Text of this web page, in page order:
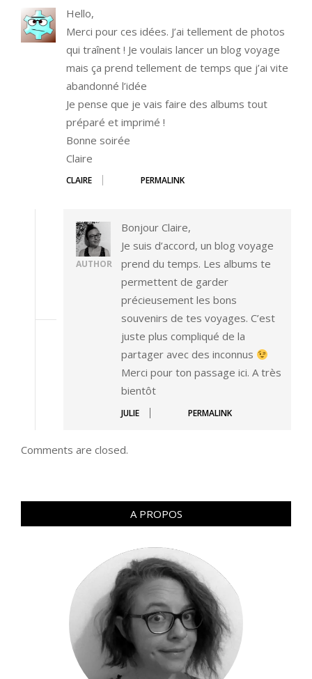
Hello,
Merci pour ces idées. J’ai tellement de photos
qui traînent ! Je voulais lancer un blog voyage
mais ça prend tellement de temps que j’ai vite
abandonné l’idée
Je pense que je vais faire des albums tout
préparé et imprimé !
Bonne soirée
Claire
CLAIRE PERMALINK
AUTHOR
Bonjour Claire,
Je suis d’accord, un blog voyage
prend du temps. Les albums te
permettent de garder
précieusement les bons
souvenirs de tes voyages. C’est
juste plus compliqué de la
partager avec des inconnus
Merci pour ton passage ici. A très
bientôt
JULIE PERMALINK
Comments are closed.
A PROPOS